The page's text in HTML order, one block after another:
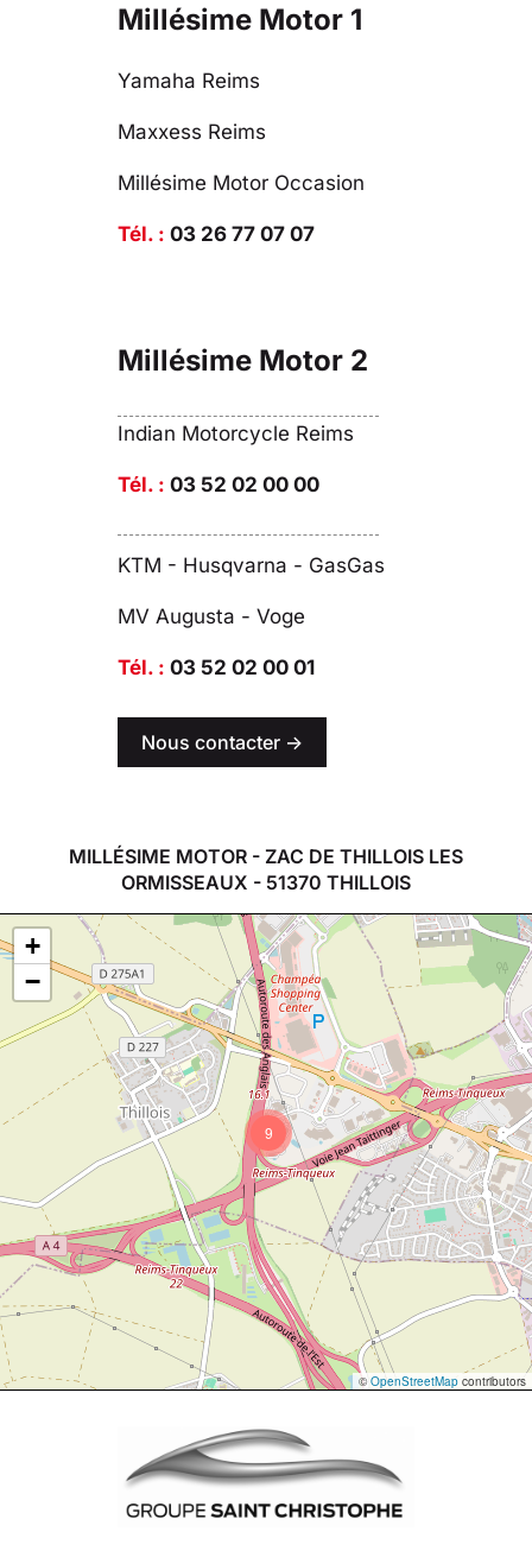
Millésime Motor 1
Yamaha Reims
Maxxess Reims
Millésime Motor Occasion
Tél. : 03 26 77 07 07
Millésime Motor 2
Indian Motorcycle Reims
Tél. : 03 52 02 00 00
KTM - Husqvarna - GasGas
MV Augusta - Voge
Tél. : 03 52 02 00 01
Nous contacter ->
MILLÉSIME MOTOR - ZAC DE THILLOIS LES
ORMISSEAUX - 51370 THILLOIS
9
+
−
©OpenStreetMap contributors